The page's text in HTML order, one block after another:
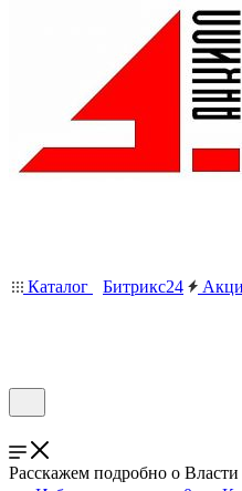
Каталог Битрикс24
Расскажем подробно о